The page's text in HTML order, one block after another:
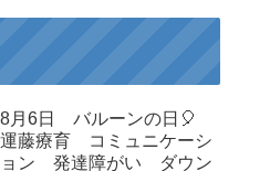
8月6日 バルーンの日🎈
運藤療育 コミュニケーシ
ョン 発達障がい ダウン